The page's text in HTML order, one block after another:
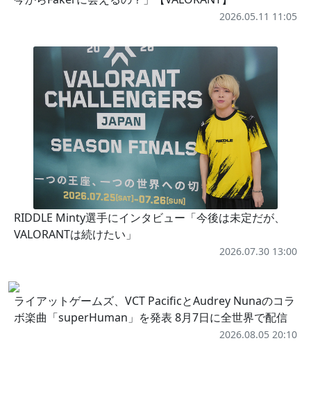
2026.05.11 11:05
RIDDLE Minty選手にインタビュー「今後は未定だが、
VALORANTは続けたい」
2026.07.30 13:00
ライアットゲームズ、VCT PacificとAudrey Nunaのコラ
ボ楽曲「superHuman」を発表 8月7日に全世界で配信
2026.08.05 20:10